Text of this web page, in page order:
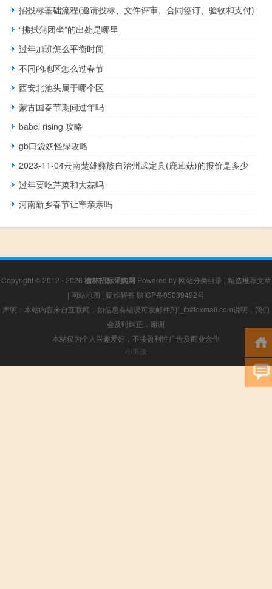
招投标基础流程(邀请投标、文件评审、合同签订、验收和支付)
“拂拭蒲团坐”的出处是哪里
过年加班怎么平衡时间
不同的地区怎么过春节
西安北池头属于哪个区
蒙古国春节期间过年吗
babel rising 攻略
gb口袋妖怪绿攻略
2023-11-04云南楚雄彝族自治州武定县(鹿茸菇)的报价是多少
过年要吃芹菜和大蒜吗
河南新乡春节让窜亲亲吗
Copyright © 2012 - 2026 榆林招标采购网 Powered by 网站分类目录 | 精选推荐文章
| 网站地图 | 疑难解答 陕ICP备05039492号
声明：本站内容来自互联网，如信息有错误可发邮件到f_fb#foxmail.com说明，我们
会及时纠正，谢谢
本站仅为个人兴趣爱好，不接盈利性广告及商业合作
小男孩